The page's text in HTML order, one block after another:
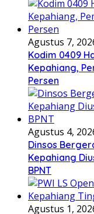
Agustus 7,
Kodim 0409
Kepahiang,
Persen
Agustus 4,
Dinsos
Kepahiang
BPNT
Agustus 1,